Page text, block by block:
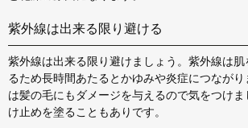
紫外線は出来る限り避ける
紫外線は出来る限り避けましょう。紫外線は
るため長時間あたるとかゆみや炎症につなが
は髪の毛にもダメージを与えるので気をつけ
け止めを塗ることもありです。